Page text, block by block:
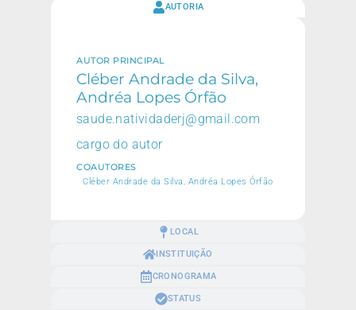
AUTORIA
LOCAL
INSTITUIÇÃO
CRONOGRAMA
STATUS
AUTOR PRINCIPAL
Cléber Andrade da Silva,
Andréa Lopes Órfão
saude.natividaderj@gmail.com
cargo do autor
COAUTORES
Cléber Andrade da Silva, Andréa Lopes Órfão